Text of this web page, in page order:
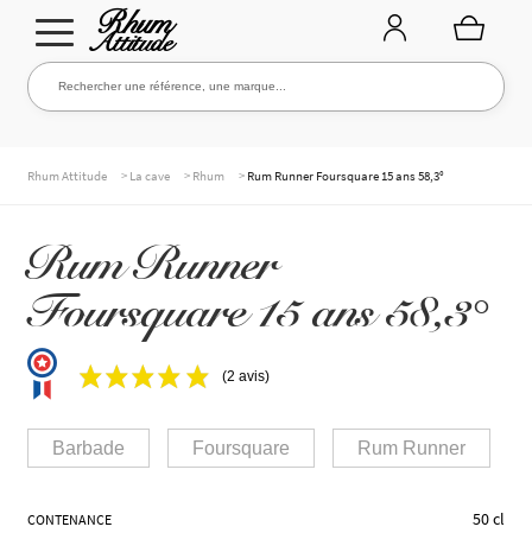
Aller
à
Aller
au
Rechercher une référence, une marque...
Rechercher
NOS RHUMS
WHISKIES & +
MARQUES
Rhum Attitude > La cave > Rhum > Rum Runner Foursquare 15 ans 58,3°
Rum Runner
Foursquare 15 ans 58,3°
(2 avis)
Barbade Foursquare Rum Runner
CONTENANCE 50 cl